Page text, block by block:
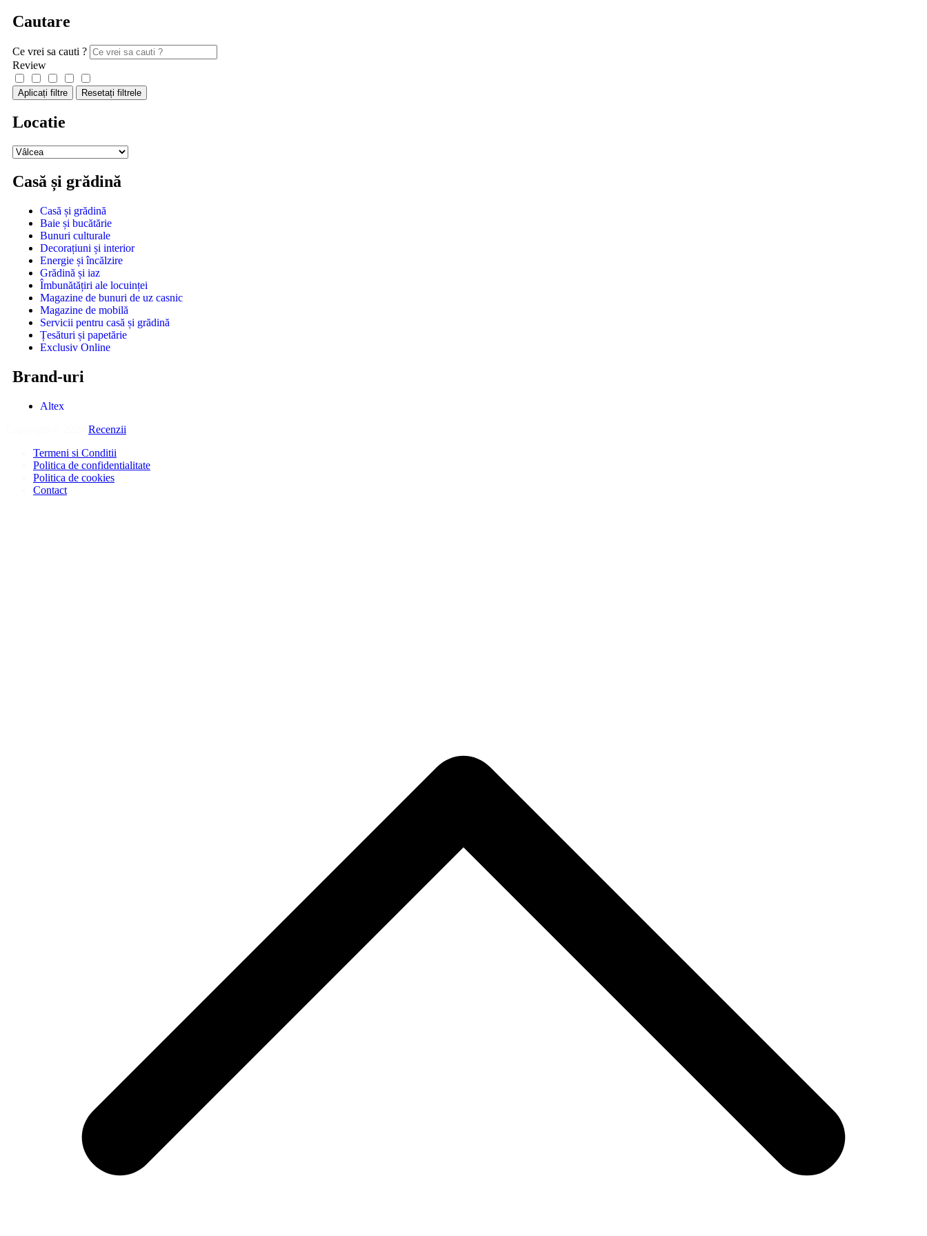
Cautare
Ce vrei sa cauti ?
Review
Aplicați filtre Resetați filtrele
Locatie
Casă și grădină
Casă și grădină
Baie și bucătărie
Bunuri culturale
Decorațiuni și interior
Energie și încălzire
Grădină și iaz
Îmbunătățiri ale locuinței
Magazine de bunuri de uz casnic
Magazine de mobilă
Servicii pentru casă și grădină
Țesături și papetărie
Exclusiv Online
Brand-uri
Altex
Recenzii
Termeni si Conditii
Politica de confidentialitate
Politica de cookies
Contact